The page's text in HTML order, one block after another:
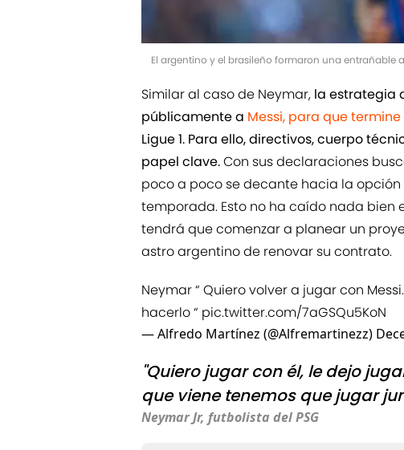
El argentino y el brasileño formaron una entrañable
Similar al caso de Neymar, la estrategia
públicamente a Messi, para que
Ligue 1. Para ello, directivos, cuerpo
papel clave.Con sus declaraciones
poco a poco se decante hacia la
temporada. Esto no ha caído nada bien
tendrá que comenzar a planear un
astro argentino de renovar su contrato.
Neymar “ Quiero volver a jugar con
hacerlo “ pic.twitter.com/7aGSQu5KoN
— Alfredo Martínez (@Alfremartinezz)
"Quiero jugar con él, le dejo
que viene tenemos que jugar
Neymar Jr, futbolista del PSG